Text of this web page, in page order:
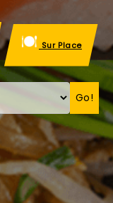
Sur Place
Go!